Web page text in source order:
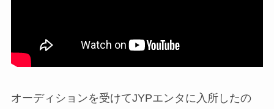
オーディションを受けてJYPエンタに入所したの